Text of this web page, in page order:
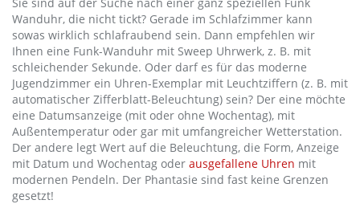
Wanduhr, die nicht tickt? Gerade im Schlafzimmer kann
sowas wirklich schlafraubend sein. Dann empfehlen wir
Ihnen eine Funk-Wanduhr mit Sweep Uhrwerk, z. B. mit
schleichender Sekunde. Oder darf es für das moderne
Jugendzimmer ein Uhren-Exemplar mit Leuchtziffern (z. B. mit
automatischer Zifferblatt-Beleuchtung) sein? Der eine möchte
eine Datumsanzeige (mit oder ohne Wochentag), mit
Außentemperatur oder gar mit umfangreicher Wetterstation.
Der andere legt Wert auf die Beleuchtung, die Form, Anzeige
mit Datum und Wochentag oder ausgefallene Uhren mit
modernen Pendeln. Der Phantasie sind fast keine Grenzen
gesetzt!